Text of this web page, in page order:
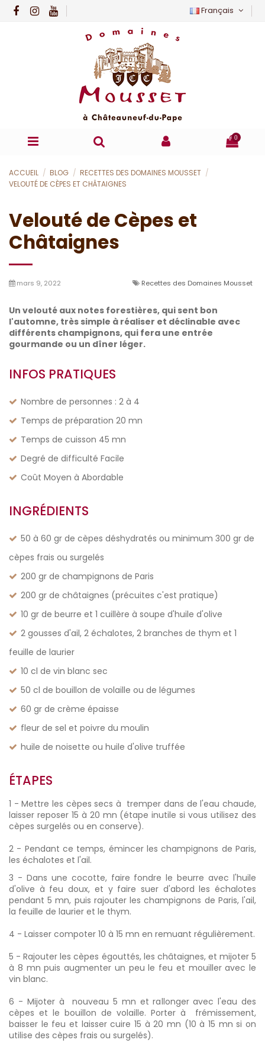
Français
0
ACCUEIL BLOG
RECETTES DES DOMAINES MOUSSET
VELOUTÉ DE CÈPES ET CHÂTAIGNES
Velouté de Cèpes et
Châtaignes
mars 9, 2022 Recettes des Domaines Mousset
Un velouté aux notes forestières, qui sent bon
l'automne, très simple à réaliser et déclinable avec
différents champignons, qui fera une entrée
gourmande ou un dîner léger.
INFOS PRATIQUES
Nombre de personnes : 2 à 4
Temps de préparation 20 mn
Temps de cuisson 45 mn
Degré de difficulté Facile
Coût Moyen à Abordable
INGRÉDIENTS
50 à 60 gr de cèpes déshydratés ou minimum 300 gr de
cèpes frais ou surgelés
200 gr de champignons de Paris
200 gr de châtaignes (précuites c'est pratique)
10 gr de beurre et 1 cuillère à soupe d'huile d'olive
2 gousses d'ail, 2 échalotes, 2 branches de thym et 1
feuille de laurier
10 cl de vin blanc sec
50 cl de bouillon de volaille ou de légumes
60 gr de crème épaisse
fleur de sel et poivre du moulin
huile de noisette ou huile d'olive truffée
ÉTAPES
1 - Mettre les cèpes secs à tremper dans de l'eau chaude,
laisser reposer 15 à 20 mn (étape inutile si vous utilisez des
cèpes surgelés ou en conserve).
2 - Pendant ce temps, émincer les champignons de Paris,
les échalotes et l'ail.
3 - Dans une cocotte, faire fondre le beurre avec l'huile
d'olive à feu doux, et y faire suer d'abord les échalotes
pendant 5 mn, puis rajouter les champignons de Paris, l'ail,
la feuille de laurier et le thym.
4 - Laisser compoter 10 à 15 mn en remuant régulièrement.
5 - Rajouter les cèpes égouttés, les châtaignes, et mijoter 5
à 8 mn puis augmenter un peu le feu et mouiller avec le
vin blanc.
6 - Mijoter à nouveau 5 mn et rallonger avec l'eau des
cèpes et le bouillon de volaille. Porter à frémissement,
baisser le feu et laisser cuire 15 à 20 mn (10 à 15 mn si on
utilise des cèpes frais ou surgelés).